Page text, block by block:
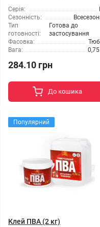
Серія:
Сезонність:
Тип
готовності:
Готова до
застосування
Фасовка:
Вага:
0,75
284.10 грн
До кошика
Популярний
Клей ПВА (2 кг)